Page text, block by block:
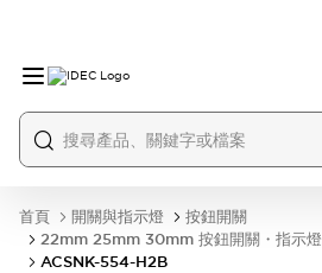
首頁 開關與指示燈
按鈕開關
22mm 25mm 30mm 按鈕開關・指示燈
ACSNK-554-H2B